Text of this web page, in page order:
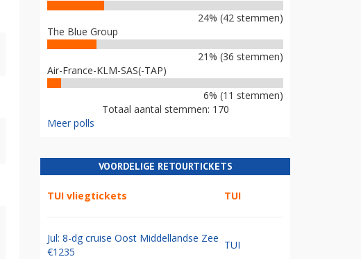
24% (42 stemmen)
The Blue Group
21% (36 stemmen)
Air-France-KLM-SAS(-TAP)
6% (11 stemmen)
Totaal aantal stemmen: 170
Meer polls
VOORDELIGE RETOURTICKETS
TUI vliegtickets TUI
Jul: 8-dg cruise Oost Middellandse Zee
€1235
TUI